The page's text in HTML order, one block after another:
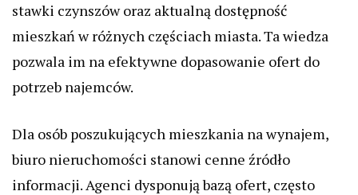
stawki czynszów oraz aktualną dostępność
mieszkań w różnych częściach miasta. Ta wiedza
pozwala im na efektywne dopasowanie ofert do
potrzeb najemców.
Dla osób poszukujących mieszkania na wynajem,
biuro nieruchomości stanowi cenne źródło
informacji. Agenci dysponują bazą ofert, często